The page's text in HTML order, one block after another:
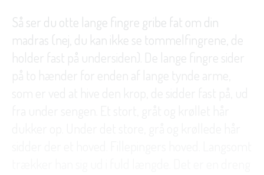
Så ser du otte lange fingre gribe fat om din
madras (nej, du kan ikke se tommelfingrene, de
holder fast på undersiden). De lange fingre sider